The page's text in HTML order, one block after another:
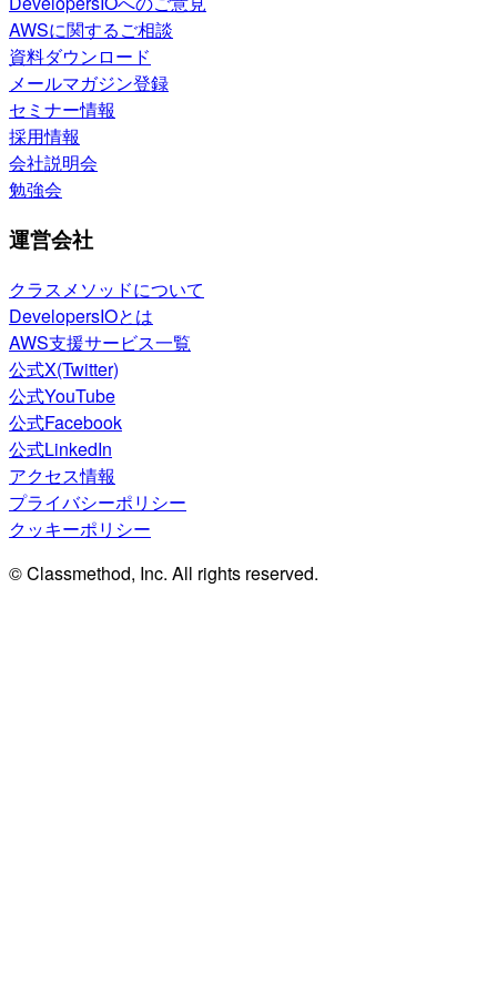
AWSに関するご相談
資料ダウンロード
メールマガジン登録
セミナー情報
採用情報
会社説明会
勉強会
運営会社
クラスメソッドについて
DevelopersIOとは
AWS支援サービス一覧
公式X(Twitter)
公式YouTube
公式Facebook
公式LinkedIn
アクセス情報
プライバシーポリシー
クッキーポリシー
© Classmethod, Inc. All rights reserved.